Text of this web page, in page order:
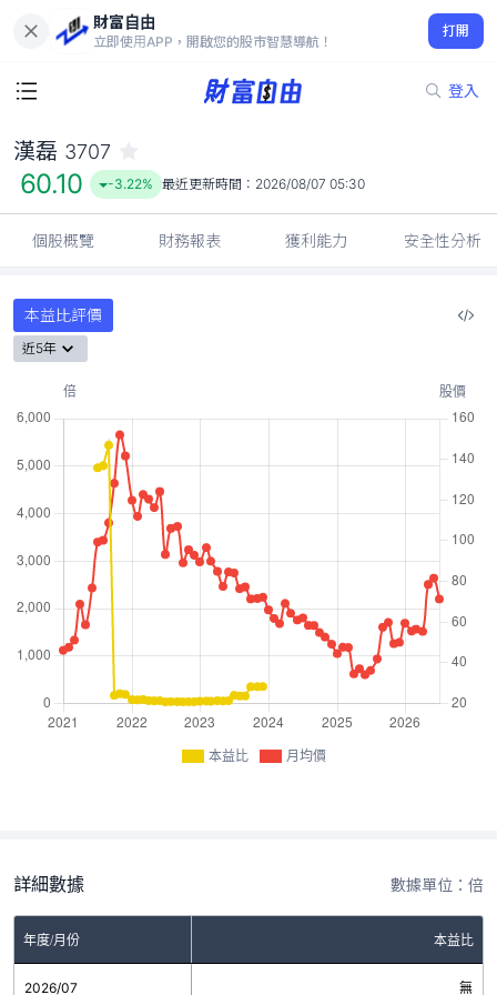
財富自由
立即使用APP，開啟您的股市智慧導航！
打開
登入
60.10
-3.22%
漢磊 3707
60.10 -3.22% 最近更新時間： 2026/08/07 05:30
個股概覽 財務報表 獲利能力 安全性分析
本益比評價
近5年
本益比 月均價
詳細數據 數據單位：倍
年度/月份 本益比
2026/07 無